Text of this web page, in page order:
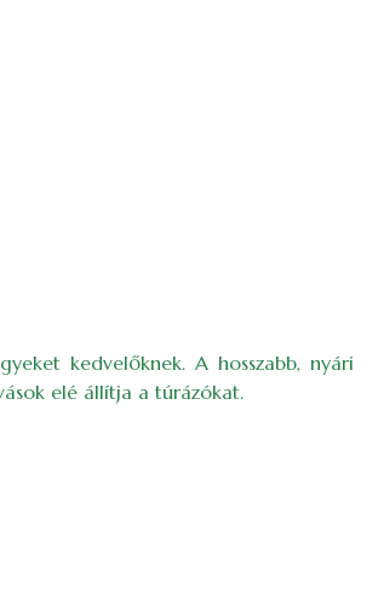
kedvelőknek. A hosszabb, nyári
elé állítja a túrázókat.